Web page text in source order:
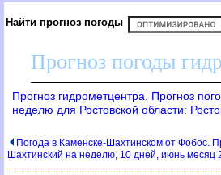
Найти прогноз погоды
Прогноз погоды
Прогноз гидрометцентра. Прогноз
неделю для Ростовской области:
Погода в Каменске-Шахтинском от Фобос.
Шахтинский на неделю, 10 дней, июнь месяц